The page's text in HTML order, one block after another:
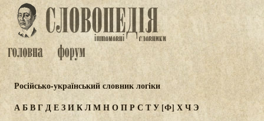
Російсько-український словник логіки
АБВГДЕЗИКЛМНОПРС ТУ [Ф]ХЧЭ